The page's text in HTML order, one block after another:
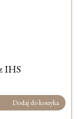
IHS
Dodaj do koszyka